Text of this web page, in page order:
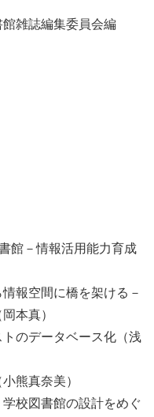
雑誌編集委員会編
館－情報活用能力育成
報空間に橋を架ける－
本真）
トのデータベース化（浅
熊真奈美）
校図書館の設計をめぐ